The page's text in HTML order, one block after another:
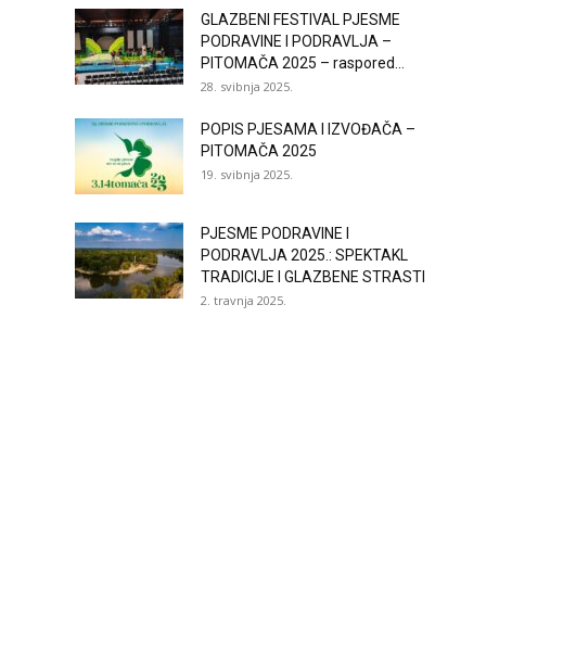
GLAZBENI FESTIVAL PJESME
PODRAVINE I PODRAVLJA –
PITOMAČA 2025 – raspored...
28. svibnja 2025.
POPIS PJESAMA I IZVOĐAČA –
PITOMAČA 2025
19. svibnja 2025.
PJESME PODRAVINE I
PODRAVLJA 2025.: SPEKTAKL
TRADICIJE I GLAZBENE STRASTI
2. travnja 2025.